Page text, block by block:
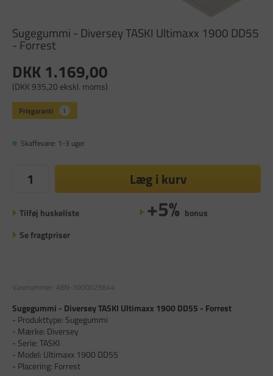
Sugegummi - Diversey TASKI Ultimaxx 1900 DD55
- Forrest
DKK 1.169,00
(DKK 935,20 ekskl. moms)
Skaffevare: 1-3 uger
Læg i kurv
Tilføj huskeliste +5% bonus
Se fragtpriser
Varenummer: ABN-1000025644
Sugegummi - Diversey TASKI Ultimaxx 1900 DD55 - Forrest
- Produkttype: Sugegummi
- Mærke: Diversey
- Serie: TASKI
- Model: Ultimaxx 1900 DD55
- Placering: Forrest